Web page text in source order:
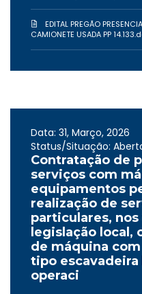
EDITAL PREGÃO
CAMIONETE USADA PP
Data: 31, Março, 2026
Status/Situação:
Contratação de
serviços com
equipamentos
realização de
particulares,
legislação local,
de máquina
tipo
operaci